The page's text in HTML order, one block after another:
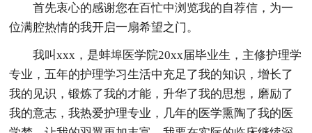
首先衷心的感谢您在百忙中浏览我的自荐信，为一
位满腔热情的我开启一扇希望之门。
我叫xxx，是蚌埠医学院20xx届毕业生，主修护理学
专业，五年的护理学习生活中充足了我的知识，增长了
我的见识，锻炼了我的才能，升华了我的思想，磨励了
我的意志，我热爱护理专业，几年的医学熏陶了我的医